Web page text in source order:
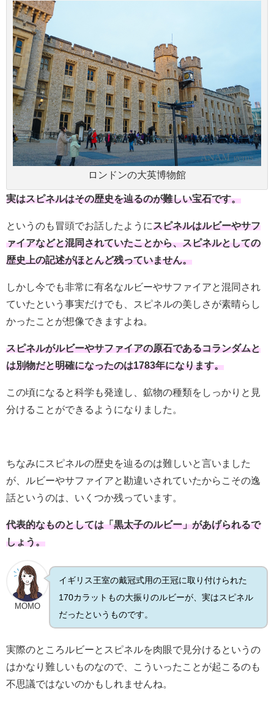
ロンドンの大英博物館
実はスピネルはその歴史を辿るのが難しい宝石です。
というのも冒頭でお話したようにスピネルはルビーやサフ
ァイアなどと混同されていたことから、スピネルとしての
歴史上の記述がほとんど残っていません。
しかし今でも非常に有名なルビーやサファイアと混同され
ていたという事実だけでも、スピネルの美しさが素晴らし
かったことが想像できますよね。
スピネルがルビーやサファイアの原石であるコランダムと
は別物だと明確になったのは1783年になります。
この頃になると科学も発達し、鉱物の種類をしっかりと見
分けることができるようになりました。
ちなみにスピネルの歴史を辿るのは難しいと言いました
が、ルビーやサファイアと勘違いされていたからこその逸
話というのは、いくつか残っています。
代表的なものとしては「黒太子のルビー」があげられるで
しょう。
MOMO
イギリス王室の戴冠式用の王冠に取り付けられた
170カラットもの大振りのルビーが、実はスピネル
だったというものです。
実際のところルビーとスピネルを肉眼で見分けるというの
はかなり難しいものなので、こういったことが起こるのも
不思議ではないのかもしれませんね。